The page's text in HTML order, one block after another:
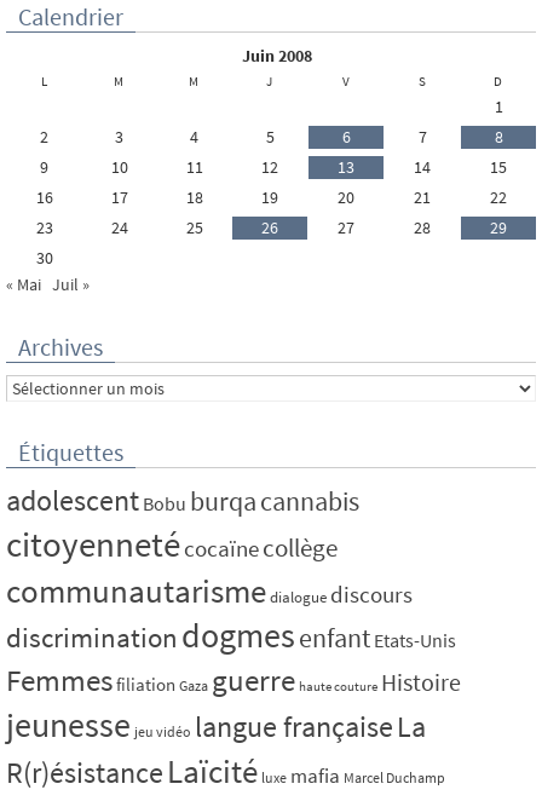
Calendrier
juin 2008
L M M J V S D
1
2
3 4 5 6 7
8
9
10 11 12 13 14
15
16
17 18 19 20 21
22
23
24 25 26 27 28
29
30
« Mai Juil »
Archives
Archives
Étiquettes
adolescent Bobu burqacannabis
citoyennetécocaïnecollège
communautarismedialogue discours
discrimination dogmesenfant Etats-Unis
Femmesfiliation Gaza guerre haute couture Histoire
jeunesse jeu vidéo langue française La
R(r)ésistanceLaïcité luxe mafia Marcel Duchamp